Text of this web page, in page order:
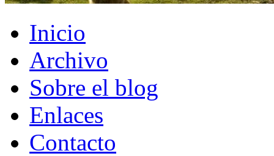
Inicio
Archivo
Sobre el blog
Enlaces
Contacto